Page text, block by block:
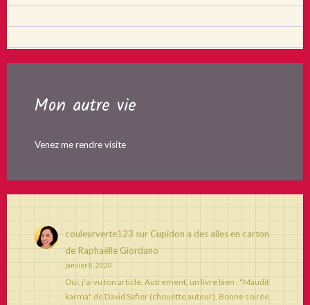
Mon autre vie
Venez me rendre visite
couleurverte123 sur Cupidon a des ailes en carton
de Raphaëlle Giordano
janvier 8, 2020
Oui, j'ai vu ton article. Autrement, un livre bien : "Maudit
karma" de David Safier (chouette auteur). Bonne soirée